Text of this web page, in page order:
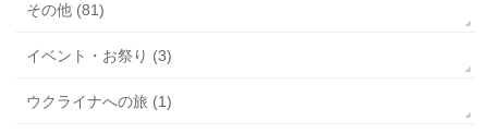
その他 (81)
イベント・お祭り (3)
ウクライナへの旅 (1)